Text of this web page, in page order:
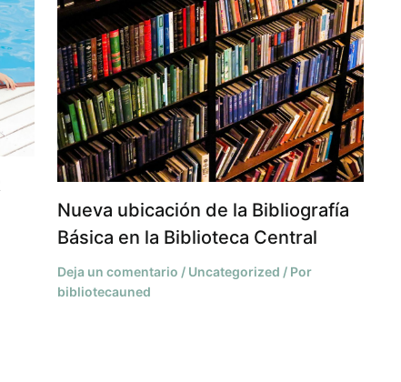
Nueva ubicación de la Bibliografía
Básica en la Biblioteca Central
Deja un comentario / Uncategorized / Por
bibliotecauned